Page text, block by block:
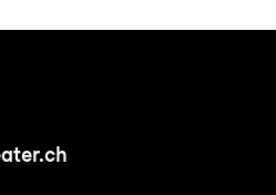
abzielen, die hohe
breiteren Publikum
arbeitet sie